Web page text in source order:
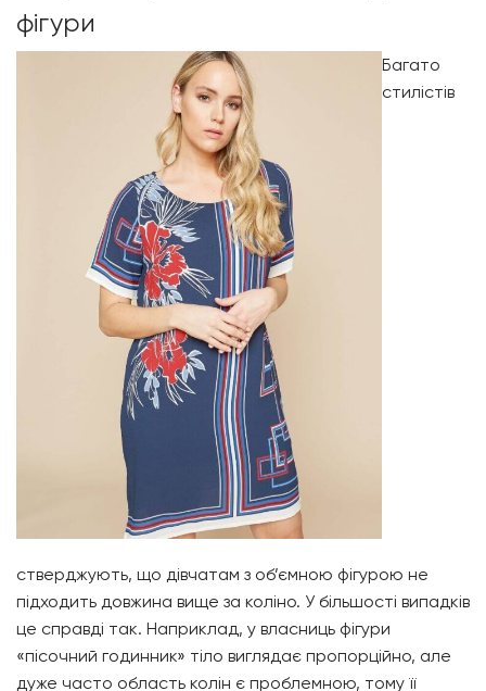
фігури
Багато
стилістів
стверджують, що дівчатам з об’ємною фігурою не
підходить довжина вище за коліно. У більшості випадків
це справді так. Наприклад, у власниць фігури
«пісочний годинник» тіло виглядає пропорційно, але
дуже часто область колін є проблемною, тому її